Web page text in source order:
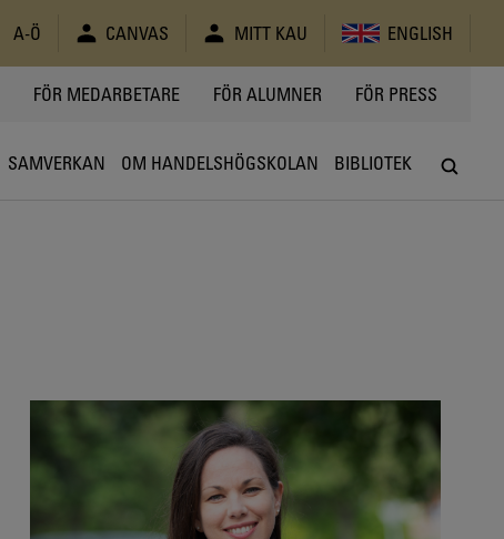
A-Ö CANVAS MITT KAU ENGLISH
FÖR MEDARBETARE FÖR ALUMNER FÖR PRESS
SAMVERKAN OM HANDELSHÖGSKOLAN BIBLIOTEK